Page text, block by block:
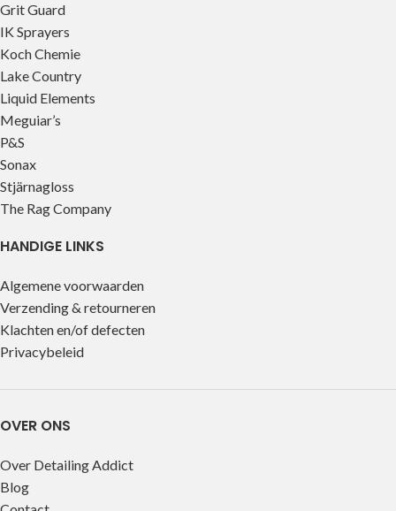
Grit Guard
IK Sprayers
Koch Chemie
Lake Country
Liquid Elements
Meguiar’s
P&S
Sonax
Stjärnagloss
The Rag Company
HANDIGE LINKS
Algemene voorwaarden
Verzending & retourneren
Klachten en/of defecten
Privacybeleid
OVER ONS
Over Detailing Addict
Blog